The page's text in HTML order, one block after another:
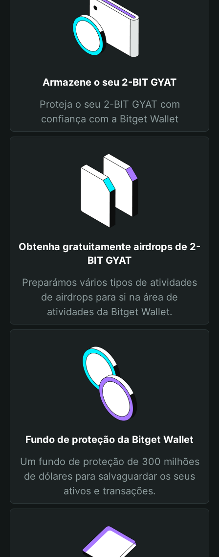
Armazene o seu 2-BIT GYAT
Proteja o seu 2-BIT GYAT com
confiança com a Bitget Wallet
Obtenha gratuitamente airdrops de 2-
BIT GYAT
Preparámos vários tipos de atividades
de airdrops para si na área de
atividades da Bitget Wallet.
Fundo de proteção da Bitget Wallet
Um fundo de proteção de 300 milhões
de dólares para salvaguardar os seus
ativos e transações.